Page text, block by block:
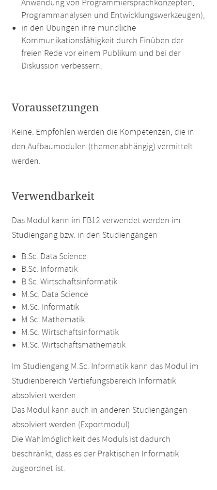
Anwendung von Programmiersprachkonzepten,
Programmanalysen und Entwicklungswerkzeugen),
in den Übungen ihre mündliche
Kommunikationsfähigkeit durch Einüben der
freien Rede vor einem Publikum und bei der
Diskussion verbessern.
Voraussetzungen
Keine. Empfohlen werden die Kompetenzen, die in
den Aufbaumodulen (themenabhängig) vermittelt
werden.
Verwendbarkeit
Das Modul kann im FB12 verwendet werden im
Studiengang bzw. in den Studiengängen
B.Sc. Data Science
B.Sc. Informatik
B.Sc. Wirtschaftsinformatik
M.Sc. Data Science
M.Sc. Informatik
M.Sc. Mathematik
M.Sc. Wirtschaftsinformatik
M.Sc. Wirtschaftsmathematik
Im Studiengang M.Sc. Informatik kann das Modul im
Studienbereich Vertiefungsbereich Informatik
absolviert werden.
Das Modul kann auch in anderen Studiengängen
absolviert werden (Exportmodul).
Die Wahlmöglichkeit des Moduls ist dadurch
beschränkt, dass es der Praktischen Informatik
zugeordnet ist.